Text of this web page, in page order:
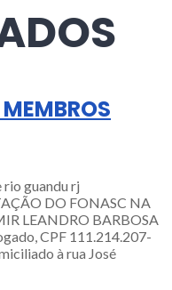
rio guandu rj
DO FONASC NA
LEANDRO BARBOSA
CPF 111.214.207-
à rua José